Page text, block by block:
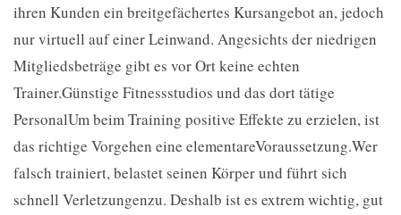
ihren Kunden ein breitgefächertes Kursangebot an, jedoch
nur virtuell auf einer Leinwand. Angesichts der niedrigen
Mitgliedsbeträge gibt es vor Ort keine echten
Trainer.Günstige Fitnessstudios und das dort tätige
PersonalUm beim Training positive Effekte zu erzielen, ist
das richtige Vorgehen eine elementareVoraussetzung.Wer
falsch trainiert, belastet seinen Körper und führt sich
schnell Verletzungenzu. Deshalb ist es extrem wichtig, gut